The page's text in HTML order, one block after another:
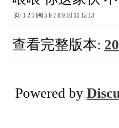
页: 1 2 3 [4] 5 6 7 8 9 10 11 12 13
查看完整版本:
Powered by